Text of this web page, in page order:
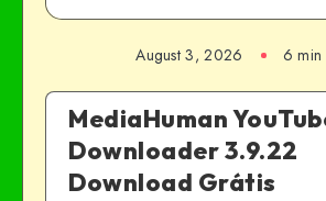
August 3, 2026 6 min
MediaHuman
Downloader 3.9.22
Download Grátis